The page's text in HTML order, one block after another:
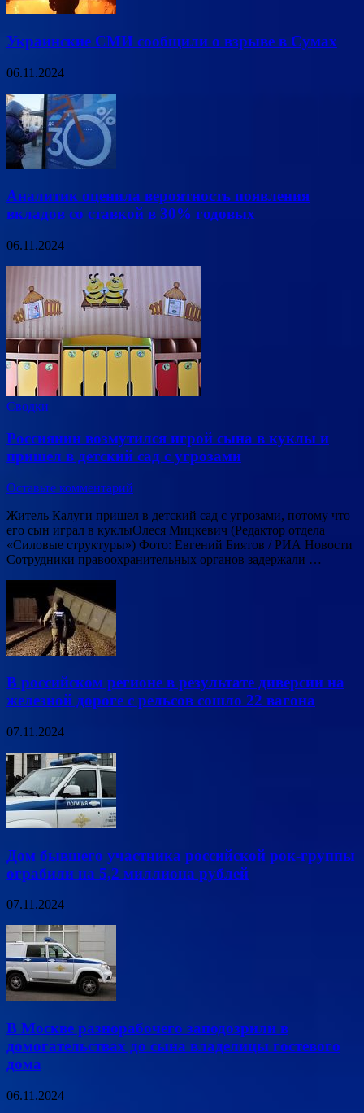
Украинские СМИ сообщили о взрыве в Сумах
06.11.2024
Аналитик оценила вероятность появления
вкладов со ставкой в 30% годовых
06.11.2024
Сводки
Россиянин возмутился игрой сына в куклы и
пришел в детский сад с угрозами
Оставьте комментарий
Житель Калуги пришел в детский сад с угрозами, потому что
его сын играл в куклыОлеся Мицкевич (Редактор отдела
«Силовые структуры») Фото: Евгений Биятов / РИА Новости
Сотрудники правоохранительных органов задержали …
В российском регионе в результате диверсии на
железной дороге с рельсов сошло 22 вагона
07.11.2024
Дом бывшего участника российской рок-группы
ограбили на 5,2 миллиона рублей
07.11.2024
В Москве разнорабочего заподозрили в
домогательствах до сына владелицы гостевого
дома
06.11.2024